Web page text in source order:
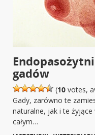
gadów
(10 votes,
Gady, zarówno te
naturalne, jak i te
całym…